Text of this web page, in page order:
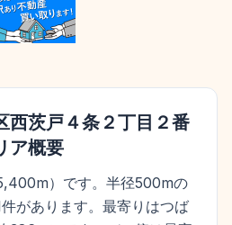
西茨戸４条２丁目２番
ア概要
）です。半径500mの
があります。最寄りはつば